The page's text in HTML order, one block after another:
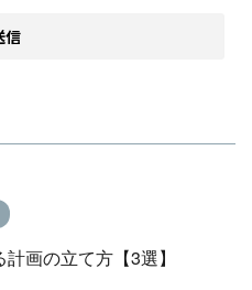
画の立て方【3選】